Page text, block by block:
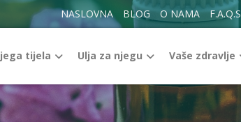
NASLOVNA BLOG O NAMA F.A.Q.S
tijela Ulja za njegu Vaše zdravlje